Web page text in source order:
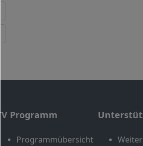
TV Programm
Programmübersicht